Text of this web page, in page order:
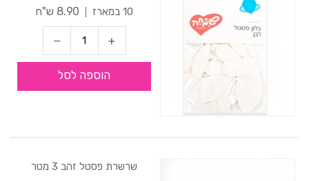
10 במארז
8.90 ש"ח
הוספה לסל
שרשרת פסטל זהב 3 מטר